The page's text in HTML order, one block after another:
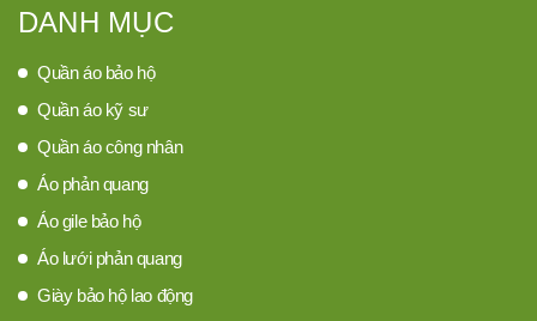
DANH MỤC
Quần áo bảo hộ
Quần áo kỹ sư
Quần áo công nhân
Áo phản quang
Áo gile bảo hộ
Áo lưới phản quang
Giày bảo hộ lao động